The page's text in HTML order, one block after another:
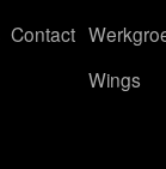
Contact
Wings